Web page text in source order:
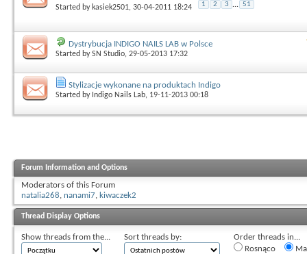
Started by kasiek2501, 30-04-2011 18:24 1 2 3 ... 51
Dystrybucja INDIGO NAILS LAB w Polsce
Started bySN Studio, 29-05-2013 17:32
Stylizacje wykonane na produktach Indigo
Started by Indigo Nails Lab, 19-11-2013 00:18
Forum Information and Options
Moderators of this Forum
natalia268, nanami7, kiwaczek2
Thread Display Options
Show threads from the... Sort threads by:
Order threads in...
Rosnąco